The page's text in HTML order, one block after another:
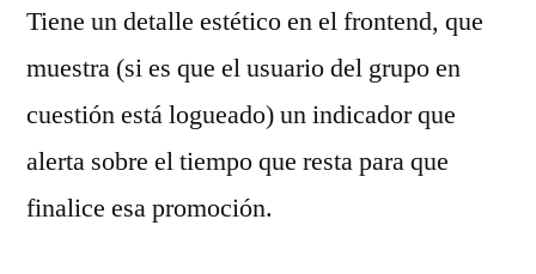
Tiene un detalle estético en el frontend, que
muestra (si es que el usuario del grupo en
cuestión está logueado) un indicador que
alerta sobre el tiempo que resta para que
finalice esa promoción.